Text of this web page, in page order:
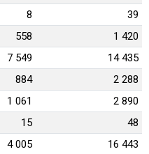
8
39
558
1 420
7 549
14 435
884
2 288
1 061
2 890
15
48
4 005
16 443